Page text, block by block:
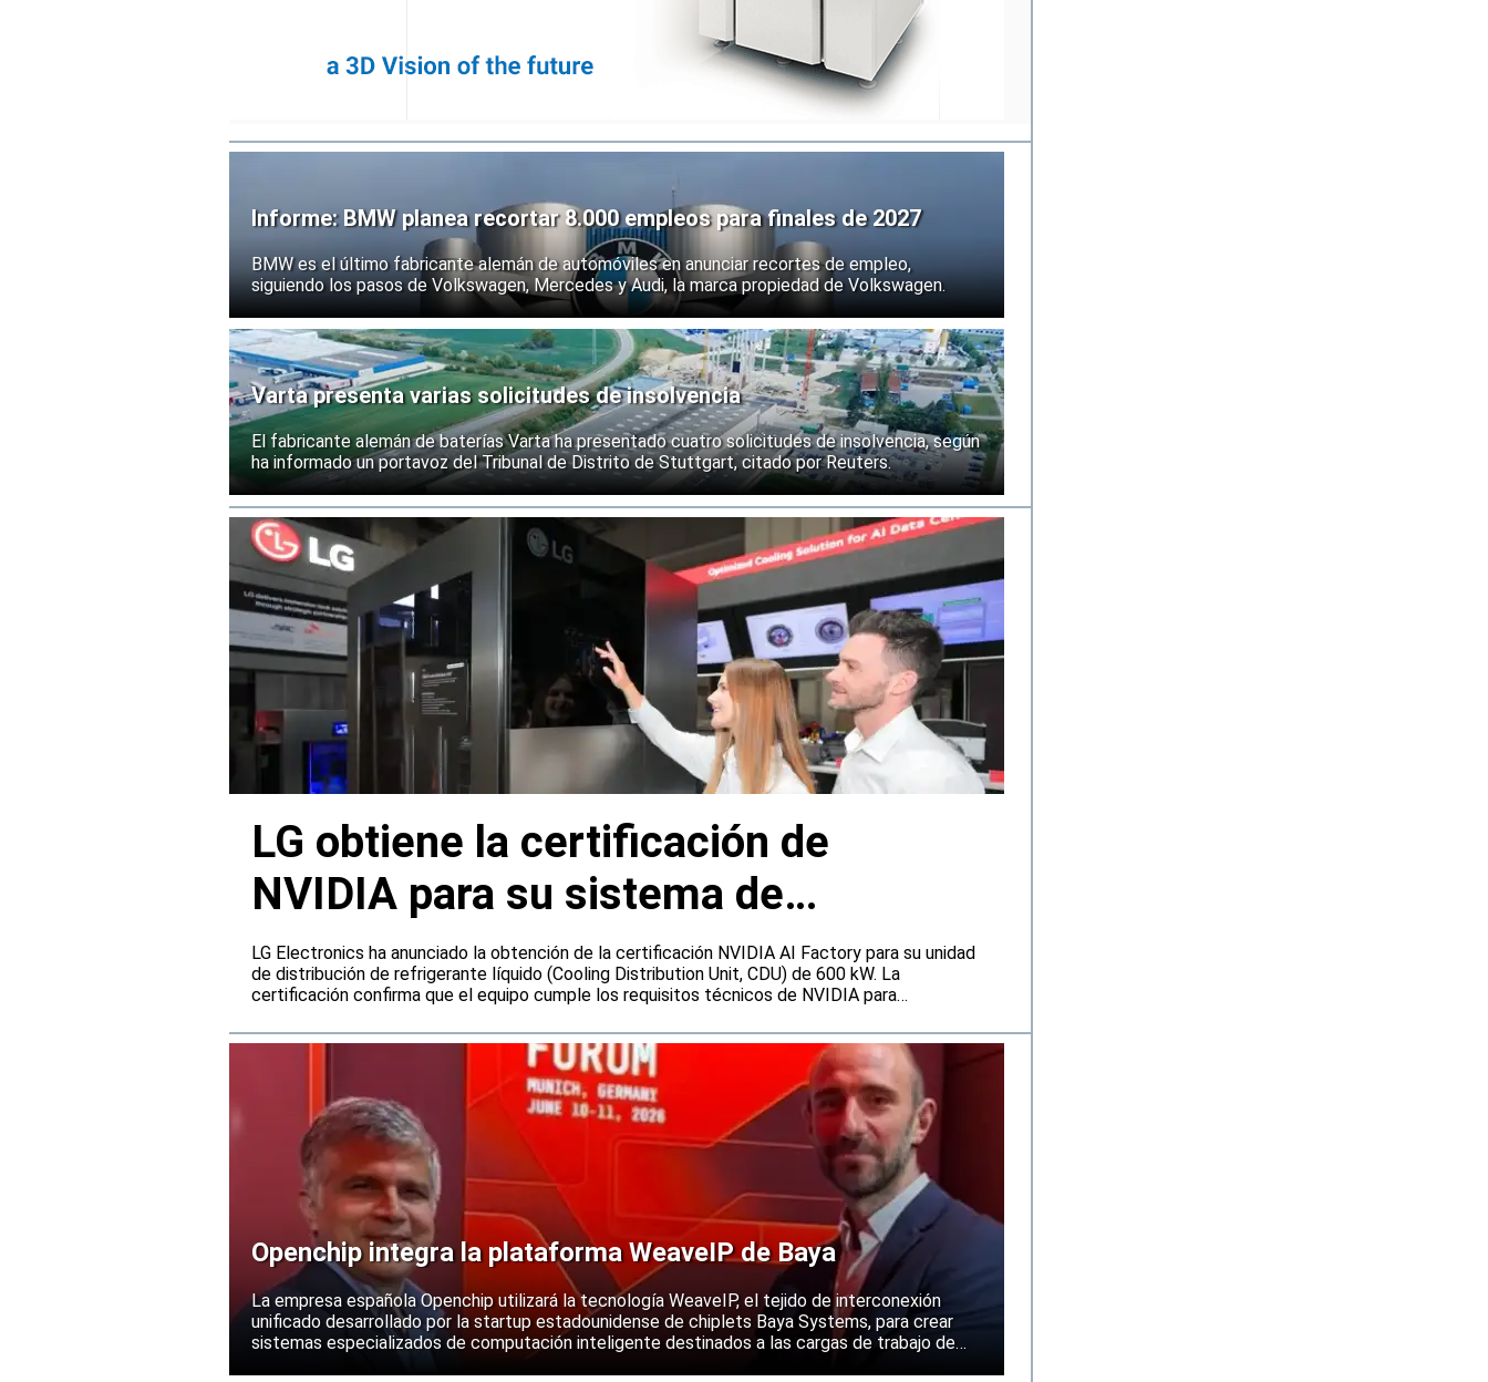
Informe: BMW planea recortar 8.000 empleos para finales de 2027
BMW es el último fabricante alemán de automóviles en anunciar recortes de empleo,
siguiendo los pasos de Volkswagen, Mercedes y Audi, la marca propiedad de Volkswagen.
Varta presenta varias solicitudes de insolvencia
El fabricante alemán de baterías Varta ha presentado cuatro solicitudes de insolvencia, según
ha informado un portavoz del Tribunal de Distrito de Stuttgart, citado por Reuters.
LG obtiene la certificación de
NVIDIA para su sistema de
refrigeración para IA
LG Electronics ha anunciado la obtención de la certificación NVIDIA AI Factory para su unidad
de distribución de refrigerante líquido (Cooling Distribution Unit, CDU) de 600 kW. La
certificación confirma que el equipo cumple los requisitos técnicos de NVIDIA para
trabajo de inteligencia artificial. Además, se espera que facilite a la compañía la adjudicación
Openchip integra la plataforma WeaveIP de Baya
La empresa española Openchip utilizará la tecnología WeaveIP, el tejido de interconexión
unificado desarrollado por la startup estadounidense de chiplets Baya Systems, para crear
sistemas especializados de computación inteligente destinados a las cargas de trabajo de